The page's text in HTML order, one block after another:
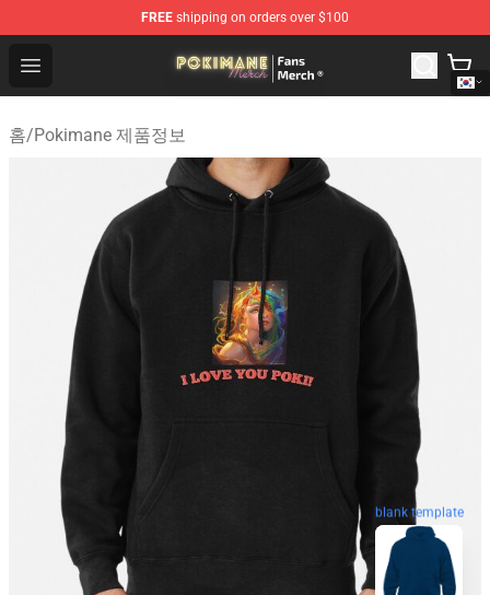
FREE shipping on orders over $100
Open menu
Pokimane Store - Official Pokimane Merchandise Shop
홈/Pokimane 제품정보
blank template